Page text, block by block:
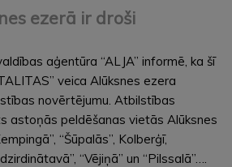
ezerā ir droši
aģentūra “ALJA” informē, ka šī
veica Alūksnes ezera
novērtējumu. Atbilstības
astoņās peldēšanas vietās Alūksnes
“Šūpalās”, Kolberģī,
“Vējiņā” un “Pilssalā”….